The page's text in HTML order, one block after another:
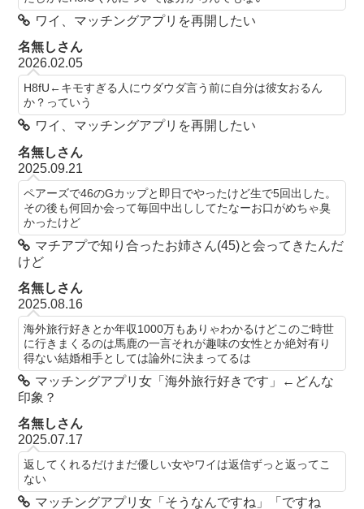
ワイ、マッチングアプリを再開したい
名無しさん
2026.02.05
H8fU←キモすぎる人にウダウダ言う前に自分は彼女おるん
か？っていう
ワイ、マッチングアプリを再開したい
名無しさん
2025.09.21
ペアーズで46のGカップと即日でやったけど生で5回出した。
その後も何回か会って毎回中出ししてたなーお口がめちゃ臭
かったけど
マチアプで知り合ったお姉さん(45)と会ってきたんだ
けど
名無しさん
2025.08.16
海外旅行好きとか年収1000万もありゃわかるけどこのご時世
に行きまくるのは馬鹿の一言それが趣味の女性とか絶対有り
得ない結婚相手としては論外に決まってるは
マッチングアプリ女「海外旅行好きです」←どんな
印象？
名無しさん
2025.07.17
返してくれるだけまだ優しい女やワイは返信ずっと返ってこ
ない
マッチングアプリ女「そうなんですね」「ですね